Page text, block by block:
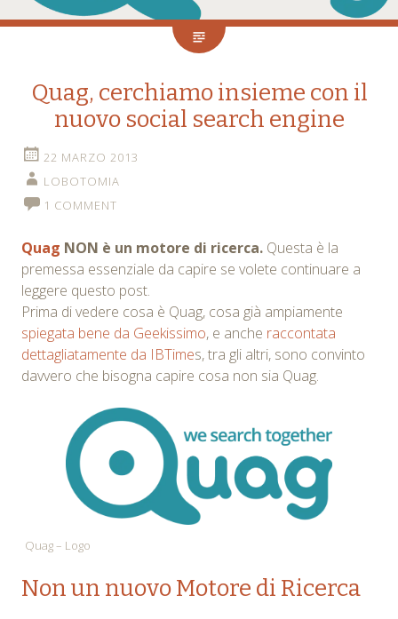
Quag, cerchiamo insieme con il
nuovo social search engine
22 MARZO 2013
LOBOTOMIA
1 COMMENT
Quag NON è un motore di ricerca. Questa è la
premessa essenziale da capire se volete continuare a
leggere questo post.
Prima di vedere cosa è Quag, cosa già ampiamente
spiegata bene da Geekissimo, e anche raccontata
dettagliatamente da IBTimes, tra gli altri, sono convinto
davvero che bisogna capire cosa non sia Quag.
Quag – Logo
Non un nuovo Motore di Ricerca